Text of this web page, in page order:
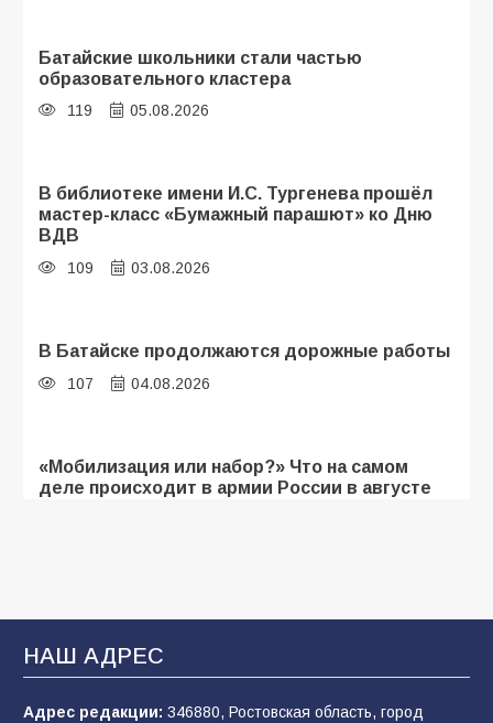
Батайские школьники стали частью
образовательного кластера
119 05.08.2026
В библиотеке имени И.С. Тургенева прошёл
мастер-класс «Бумажный парашют» ко Дню
ВДВ
109 03.08.2026
В Батайске продолжаются дорожные работы
107 04.08.2026
«Мобилизация или набор?» Что на самом
деле происходит в армии России в августе
Будет ли мобилизация в России в 2026 году
после выборов: в Госдуме дали ответ
107 06.08.2026
НАШ АДРЕС
Адрес редакции: 346880, Ростовская область, город